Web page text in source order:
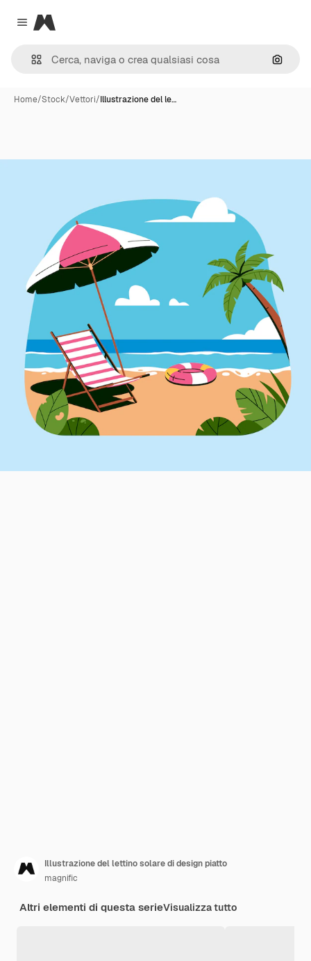
Close menu
Magnific
Cerca
Home/Stock/Vettori/Illustrazione del le…
Illustrazione del lettino solare di design piatto
magnific
Altri elementi di questa serieVisualizza tutto